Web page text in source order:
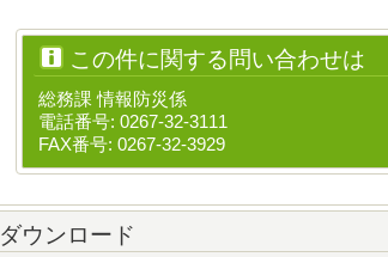
この件に関する問い合わせは
総務課 情報防災係
電話番号: 0267-32-3111
FAX番号: 0267-32-3929
ダウンロード